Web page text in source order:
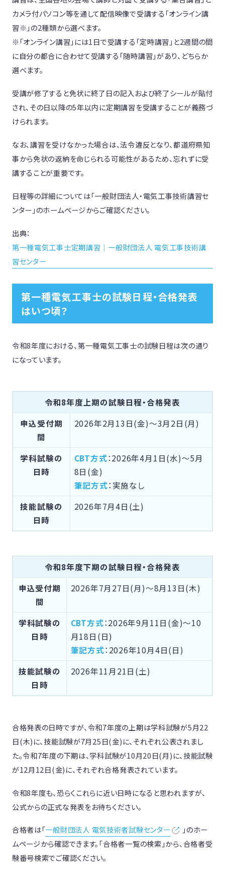
カメラ付パソコン等を通して配信映像で受講する「オンライン講
習※」の2種類から選べます。
※「オンライン講習」には1日で受講する「定時講習」と2週間の間
に自分の都合に合わせて受講する「随時講習」があり、どちらか
選べます。
受講が修了すると免状に終了日の記入および終了シールが貼付
され、その日以降の5年以内に定期講習を受講することが義務づ
けられます。
なお、講習を受けなかった場合は、法令違反となり、都道府県知
事から免状の返納を命じられる可能性があるため、忘れずに受
講することが重要です。
日程等の詳細については「一般財団法人・電気工事技術講習セ
ンター」のホームページからご確認ください。
出典：
第一種電気工事士定期講習｜一般財団法人 電気工事技術講
習センター
第一種電気工事士の試験日程・合格発表
はいつ頃？
令和8年度における、第一種電気工事士の試験日程は次の通り
になっています。
令和8年度上期の試験日程・合格発表
申込受付期
間
2026年2月13日(金)〜3月2日(月)
学科試験の
日時
CBT方式：2026年4月1日(水)〜5月
8日(金)
筆記方式：実施なし
技能試験の
日時
2026年7月4日(土)
令和8年度下期の試験日程・合格発表
申込受付期
間
2026年7月27日(月)〜8月13日(木)
学科試験の
日時
CBT方式：2026年9月11日(金)〜10
月18日(日)
筆記方式：2026年10月4日(日)
技能試験の
日時
2026年11月21日(土)
合格発表の日時ですが、令和7年度の上期は学科試験が5月22
日(木)に、技能試験が7月25日(金)に、それぞれ公表されまし
た。令和7年度の下期は、学科試験が10月20日(月)に、技能試験
が12月12日(金)に、それぞれ合格発表されています。
令和8年度も、恐らくこれらに近い日時になると思われますが、
公式からの正式な発表をお待ちください。
合格者は「一般財団法人 電気技術者試験センター
」のホー
ムページから確認できます。「合格者一覧の検索」から、合格者受
験番号検索でご確認ください。